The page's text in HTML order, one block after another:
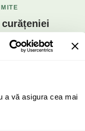
a vă asigura cea mai
necesar pentru a
cu LED, poate face